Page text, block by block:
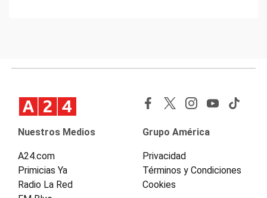
Nuestros Medios
A24.com
Primicias Ya
Radio La Red
Grupo América
Privacidad
Términos y Condiciones
Cookies